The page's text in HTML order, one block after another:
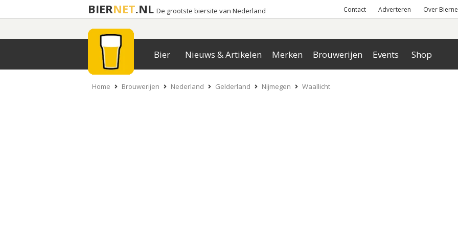
BIERNET.NL De grootste biersite van Nederland Contact Adverteren Over
Bier Nieuws & Artikelen Merken Brouwerijen Events Shop
Home Brouwerijen Nederland Gelderland Nijmegen Waallicht